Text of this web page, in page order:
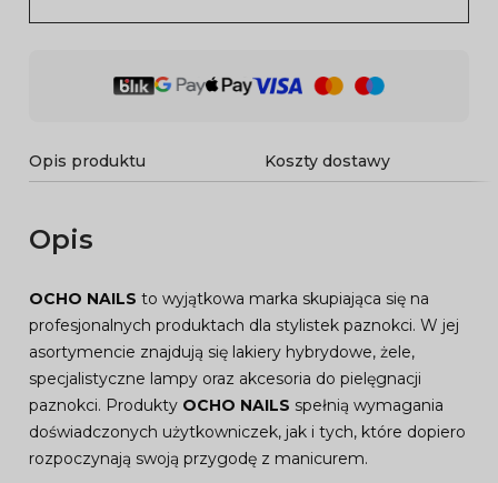
Opis produktu Koszty dostawy
Opis
OCHO NAILS to wyjątkowa marka skupiająca się na
profesjonalnych produktach dla stylistek paznokci. W jej
asortymencie znajdują się lakiery hybrydowe, żele,
specjalistyczne lampy oraz akcesoria do pielęgnacji
paznokci. Produkty OCHO NAILS spełnią wymagania
doświadczonych użytkowniczek, jak i tych, które dopiero
rozpoczynają swoją przygodę z manicurem.